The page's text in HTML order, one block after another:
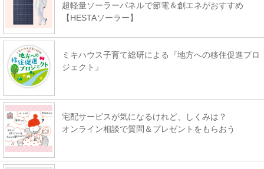
超軽量ソーラーパネルで節電＆創エネがおすすめ
【HESTAソーラー】
ミキハウス子育て総研による『地方への移住促進プロ
ジェクト』
宅配サービスが気になるけれど、しくみは？
オンライン相談で質問＆プレゼントをもらおう